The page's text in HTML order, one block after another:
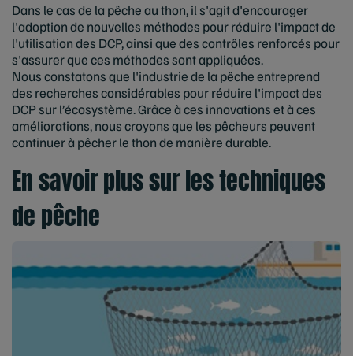
Dans le cas de la pêche au thon, il s'agit d'encourager
l'adoption de nouvelles méthodes pour réduire l'impact de
l'utilisation des DCP, ainsi que des contrôles renforcés pour
s'assurer que ces méthodes sont appliquées.
Nous constatons que l'industrie de la pêche entreprend
des recherches considérables pour réduire l'impact des
DCP sur l’écosystème. Grâce à ces innovations et à ces
améliorations, nous croyons que les pêcheurs peuvent
continuer à pêcher le thon de manière durable.
En savoir plus sur les techniques
de pêche